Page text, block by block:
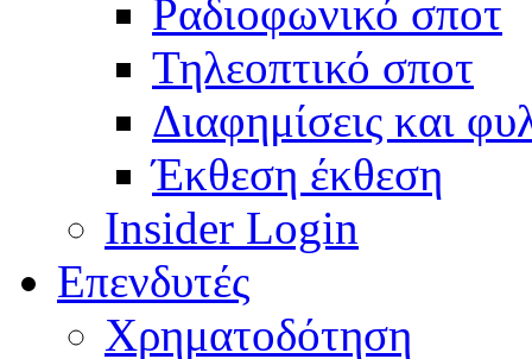
Ραδιοφωνικό σποτ
Τηλεοπτικό σποτ
Διαφημίσεις και
Έκθεση έκθεση
Insider Login
Επενδυτές
Χρηματοδότηση